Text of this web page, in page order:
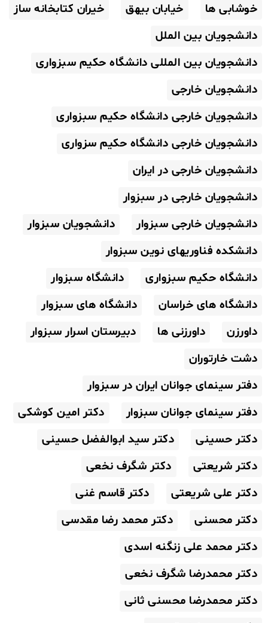
خوشابی ها
خیابان بیهق
خیران کتابخانه ساز
دانشجویان بین الملل
دانشجویان بین المللی دانشگاه حکیم سبزواری
دانشجویان خارجی
دانشجویان خارجی دانشگاه حکیم سبزواری
دانشجویان خارجی دانشگاه حکیم سزواری
دانشجویان خارجی در ایران
دانشجویان خارجی در سبزوار
دانشجویان خارجی سبزوار
دانشجویان سبزوار
دانشکده فناوریهای نوین سبزوار
دانشگاه حکیم سبزواری
دانشگاه سبزوار
دانشگاه های خراسان
دانشگاه های سبزوار
داورزن
داورزنی ها
دبیرستان اسرار سبزوار
دشت خارتوران
دفتر سینمای جوانان ایران در سبزوار
دفتر سینمای جوانان سبزوار
دکتر امین کوشکی
دکتر حسینی
دکتر سید ابوالفضل حسینی
دکتر شریعتی
دکتر شگرف نخعی
دکتر علی شریعتی
دکتر قاسم غنی
دکتر محسنی
دکتر محمد رضا مقدسی
دکتر محمد علی زنگنه اسدی
دکتر محمدرضا شگرف نخعی
دکتر محمدرضا محسنی ثانی